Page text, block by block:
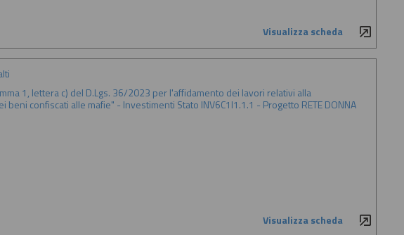
Visualizza scheda
1, lettera c) del D.Lgs. 36/2023 per l'affidamento dei lavori relativi alla
confiscati alle mafie" - Investimenti Stato INV6C1I1.1.1 - Progetto RETE DONNA
Visualizza scheda